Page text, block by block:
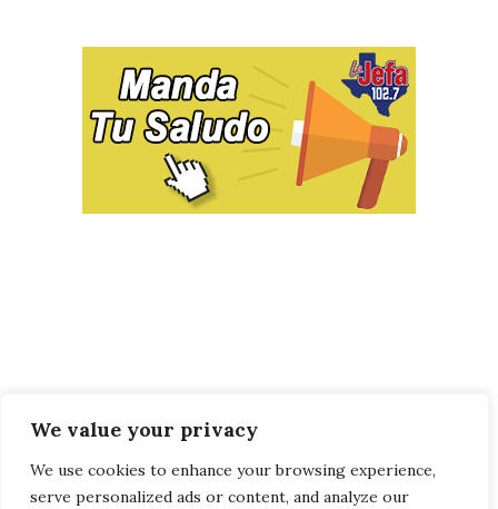
We value your privacy
We use cookies to enhance your browsing experience,
serve personalized ads or content, and analyze our